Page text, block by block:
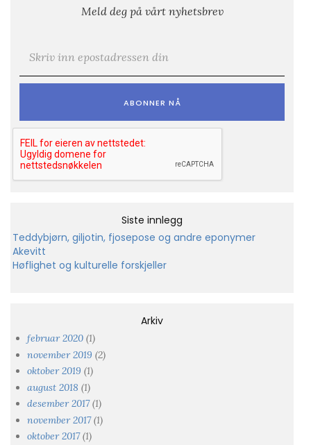
Meld deg på vårt nyhetsbrev
Siste innlegg
Teddybjørn, giljotin, fjosepose og andre eponymer
Akevitt
Høflighet og kulturelle forskjeller
Arkiv
februar 2020 (1)
november 2019 (2)
oktober 2019 (1)
august 2018 (1)
desember 2017(1)
november 2017(1)
oktober 2017(1)